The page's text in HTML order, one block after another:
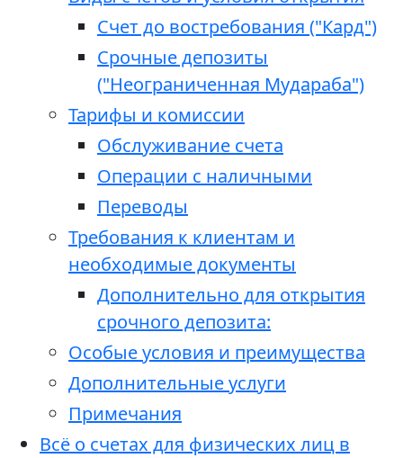
Счет до востребования ("Кард")
Срочные депозиты
("Неограниченная Мудараба")
Тарифы и комиссии
Обслуживание счета
Операции с наличными
Переводы
Требования к клиентам и
необходимые документы
Дополнительно для открытия
срочного депозита:
Особые условия и преимущества
Дополнительные услуги
Примечания
Всё о счетах для физических лиц в